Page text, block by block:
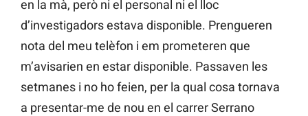
en la mà, però ni el personal ni el lloc
d’investigadors estava disponible. Prengueren
nota del meu telèfon i em prometeren que
m’avisarien en estar disponible. Passaven les
setmanes i no ho feien, per la qual cosa tornava
a presentar-me de nou en el carrer Serrano